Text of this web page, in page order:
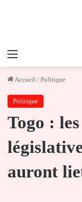
Menu
Accueil / Politique
Politique
Togo :
auront